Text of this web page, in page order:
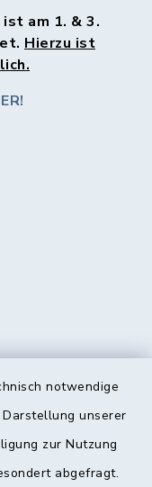
notwendige
unserer
zur Nutzung
abgefragt.
am 1. & 3.
Hierzu ist